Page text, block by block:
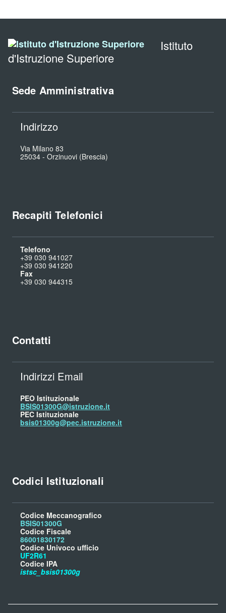
Istituto
d'Istruzione Superiore
Sede Amministrativa
Indirizzo
Via Milano 83
25034 - Orzinuovi (Brescia)
Recapiti Telefonici
Telefono
+39 030 941027
+39 030 941220
Fax
+39 030 944315
Contatti
Indirizzi Email
PEO Istituzionale
BSIS01300G@istruzione.it
PEC Istituzionale
bsis01300g@pec.istruzione.it
Codici Istituzionali
Codice Meccanografico
BSIS01300G
Codice Fiscale
86001830172
Codice Univoco ufficio
UF2R61
Codice IPA
istsc_bsis01300g